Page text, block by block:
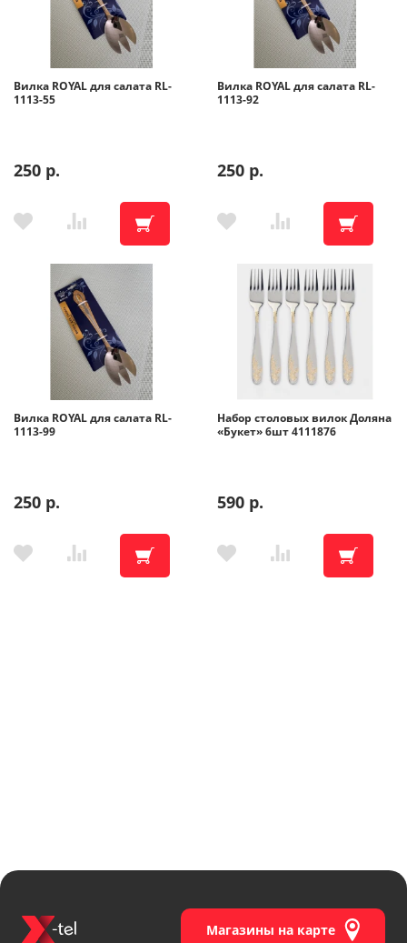
Вилка ROYAL для салата RL-
1113-55
250 р.
Вилка ROYAL для салата RL-
1113-92
250 р.
Вилка ROYAL для салата RL-
1113-99
250 р.
Набор столовых вилок Доляна
«Букет» 6шт 4111876
590 р.
Магазины на карте